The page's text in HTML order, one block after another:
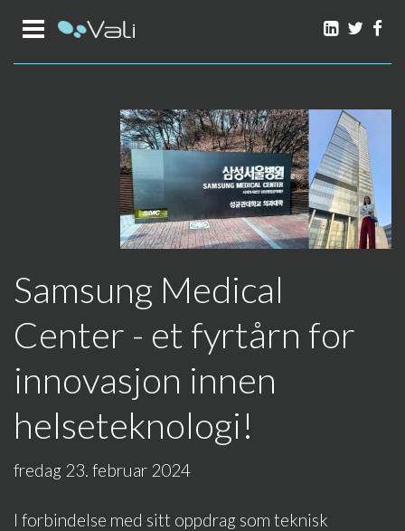
LinkedIn
Samsung Medical
Center - et fyrtårn for
innovasjon innen
helseteknologi!
fredag 23. februar 2024
I forbindelse med sitt oppdrag som teknisk